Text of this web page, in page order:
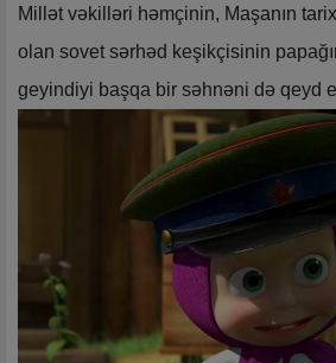
Millət vəkilləri həmçinin, Maşanın
olan sovet sərhəd keşikçisinin
geyindiyi başqa bir səhnəni də qeyd